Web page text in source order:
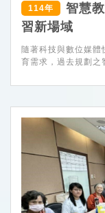
114年
智慧
習新場域
隨著科技與數位媒體
育需求，過去規劃之